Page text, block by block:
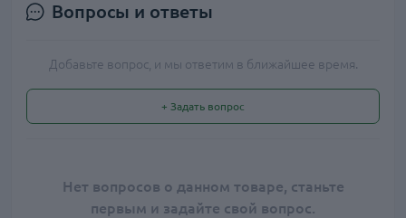
Вопросы и ответы
Добавьте вопрос, и мы ответим в ближайшее время.
+ Задать вопрос
Нет вопросов о данном товаре, станьте
первым и задайте свой вопрос.